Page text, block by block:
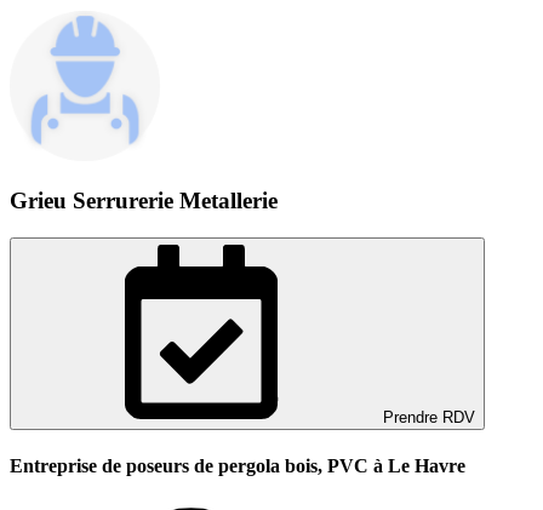
Grieu Serrurerie Metallerie
Prendre RDV
Entreprise de poseurs de pergola bois, PVC à Le Havre